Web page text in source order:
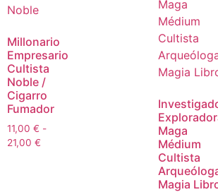
Millonario
Empresario
Cultista
Noble /
Cigarro
Fumador
11,00 € -
21,00 €
Maga
Médium
Cultista
Magia